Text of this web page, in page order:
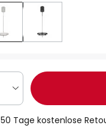
50 Tage kostenlose